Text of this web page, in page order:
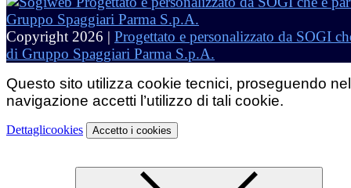
Copyright 2026 | Progettato e personalizzato da SOGI
di Gruppo Spaggiari Parma S.p.A.
Questo sito utilizza cookie tecnici, proseguendo
navigazione accetti l’utilizzo di tali cookie.
Dettaglicookies Accetto i cookies